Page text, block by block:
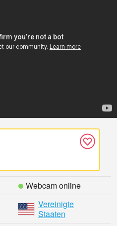
Webcam online
Vereinigte
Staaten